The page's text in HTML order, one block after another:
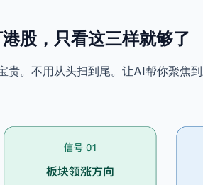
股，只看这三样就够了
贵。不用从头扫到尾。让AI帮你聚焦